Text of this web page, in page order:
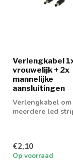
Verlengkabel
vrouwelijk + 2x
mannelijke
aansluitingen
Verlengkabel om
meerdere led
€2,10
Op voorraad